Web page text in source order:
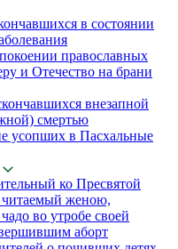
в состоянии
православных
и Отечество на брани
внезапной
смертью
усопших в Пасхальные
ко Пресвятой
читаемый женою,
во утробе своей
аборт